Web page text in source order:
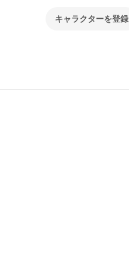
キャラクターを登録